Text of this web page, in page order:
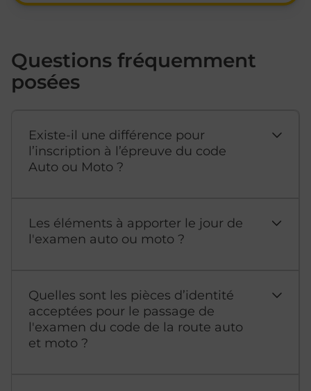
Questions fréquemment
posées
Existe-il une différence pour
l’inscription à l’épreuve du code
Auto ou Moto ?
Les éléments à apporter le jour de
l'examen auto ou moto ?
Quelles sont les pièces d’identité
acceptées pour le passage de
l'examen du code de la route auto
et moto ?